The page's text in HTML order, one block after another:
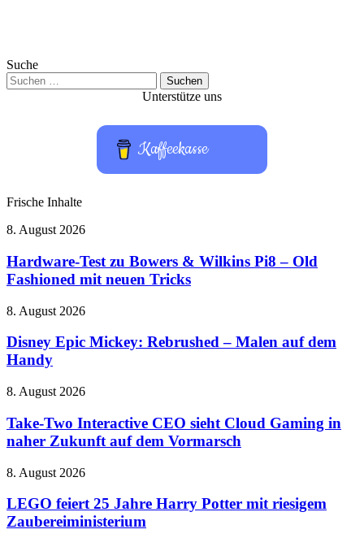
Suche
Suchen
nach:
Unterstütze uns
Kaffeekasse
Frische Inhalte
Hardware-
zu
Bowers
&
Pi8
Old
Fashioned
neuen
8. August 2026
Hardware-Test zu Bowers & Wilkins Pi8 – Old
Fashioned mit neuen Tricks
Disney
Mickey:
Rebrushed
–
auf
Handy
8. August 2026
Disney Epic Mickey: Rebrushed – Malen auf dem
Handy
Take-
Interactive
CEO
sieht
Gaming
naher
Zukunft
8. August 2026
Take-Two Interactive CEO sieht Cloud Gaming in
naher Zukunft auf dem Vormarsch
LEGO
25
Jahre
Harry
8. August 2026
LEGO feiert 25 Jahre Harry Potter mit riesigem
Zaubereiministerium